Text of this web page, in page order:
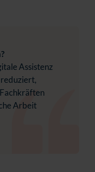
Assistenz
Arbeit